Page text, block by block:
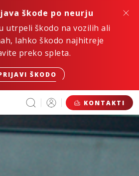
škode po neurju
utrpeli škodo na vozilih ali
lahko škodo najhitreje
preko spleta.
ŠKODO
KONTAKTI